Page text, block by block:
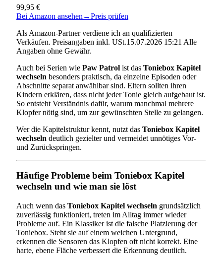
99,95 €
Bei Amazon ansehen →Preis prüfen
Als Amazon-Partner verdiene ich an qualifizierten
Verkäufen. Preisangaben inkl. USt.15.07.2026 15:21 Alle
Angaben ohne Gewähr.
Auch bei Serien wie Paw Patrol ist das Toniebox Kapitel
wechseln besonders praktisch, da einzelne Episoden oder
Abschnitte separat anwählbar sind. Eltern sollten ihren
Kindern erklären, dass nicht jeder Tonie gleich aufgebaut ist.
So entsteht Verständnis dafür, warum manchmal mehrere
Klopfer nötig sind, um zur gewünschten Stelle zu gelangen.
Wer die Kapitelstruktur kennt, nutzt das Toniebox Kapitel
wechseln deutlich gezielter und vermeidet unnötiges Vor-
und Zurückspringen.
Häufige Probleme beim Toniebox Kapitel
wechseln und wie man sie löst
Auch wenn das Toniebox Kapitel wechseln grundsätzlich
zuverlässig funktioniert, treten im Alltag immer wieder
Probleme auf. Ein Klassiker ist die falsche Platzierung der
Toniebox. Steht sie auf einem weichen Untergrund,
erkennen die Sensoren das Klopfen oft nicht korrekt. Eine
harte, ebene Fläche verbessert die Erkennung deutlich.